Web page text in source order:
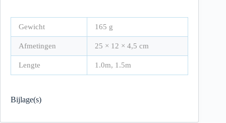
Gewicht 165 g
Afmetingen 25 × 12 × 4,5 cm
Lengte 1.0m, 1.5m
Bijlage(s)